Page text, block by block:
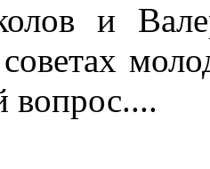
и
вопрос....